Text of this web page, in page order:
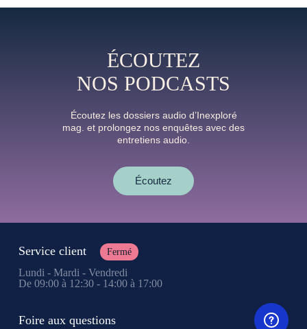
ÉCOUTEZ
NOS PODCASTS
Écoutez les dossiers audio d’Inexploré
mag. et prolongez nos enquêtes avec des
entretiens audio.
Écoutez
Service client Fermé
Lundi - Mardi - Vendredi
De 09:00 à 12:30 - 14:00 à 17:00
Foire aux questions